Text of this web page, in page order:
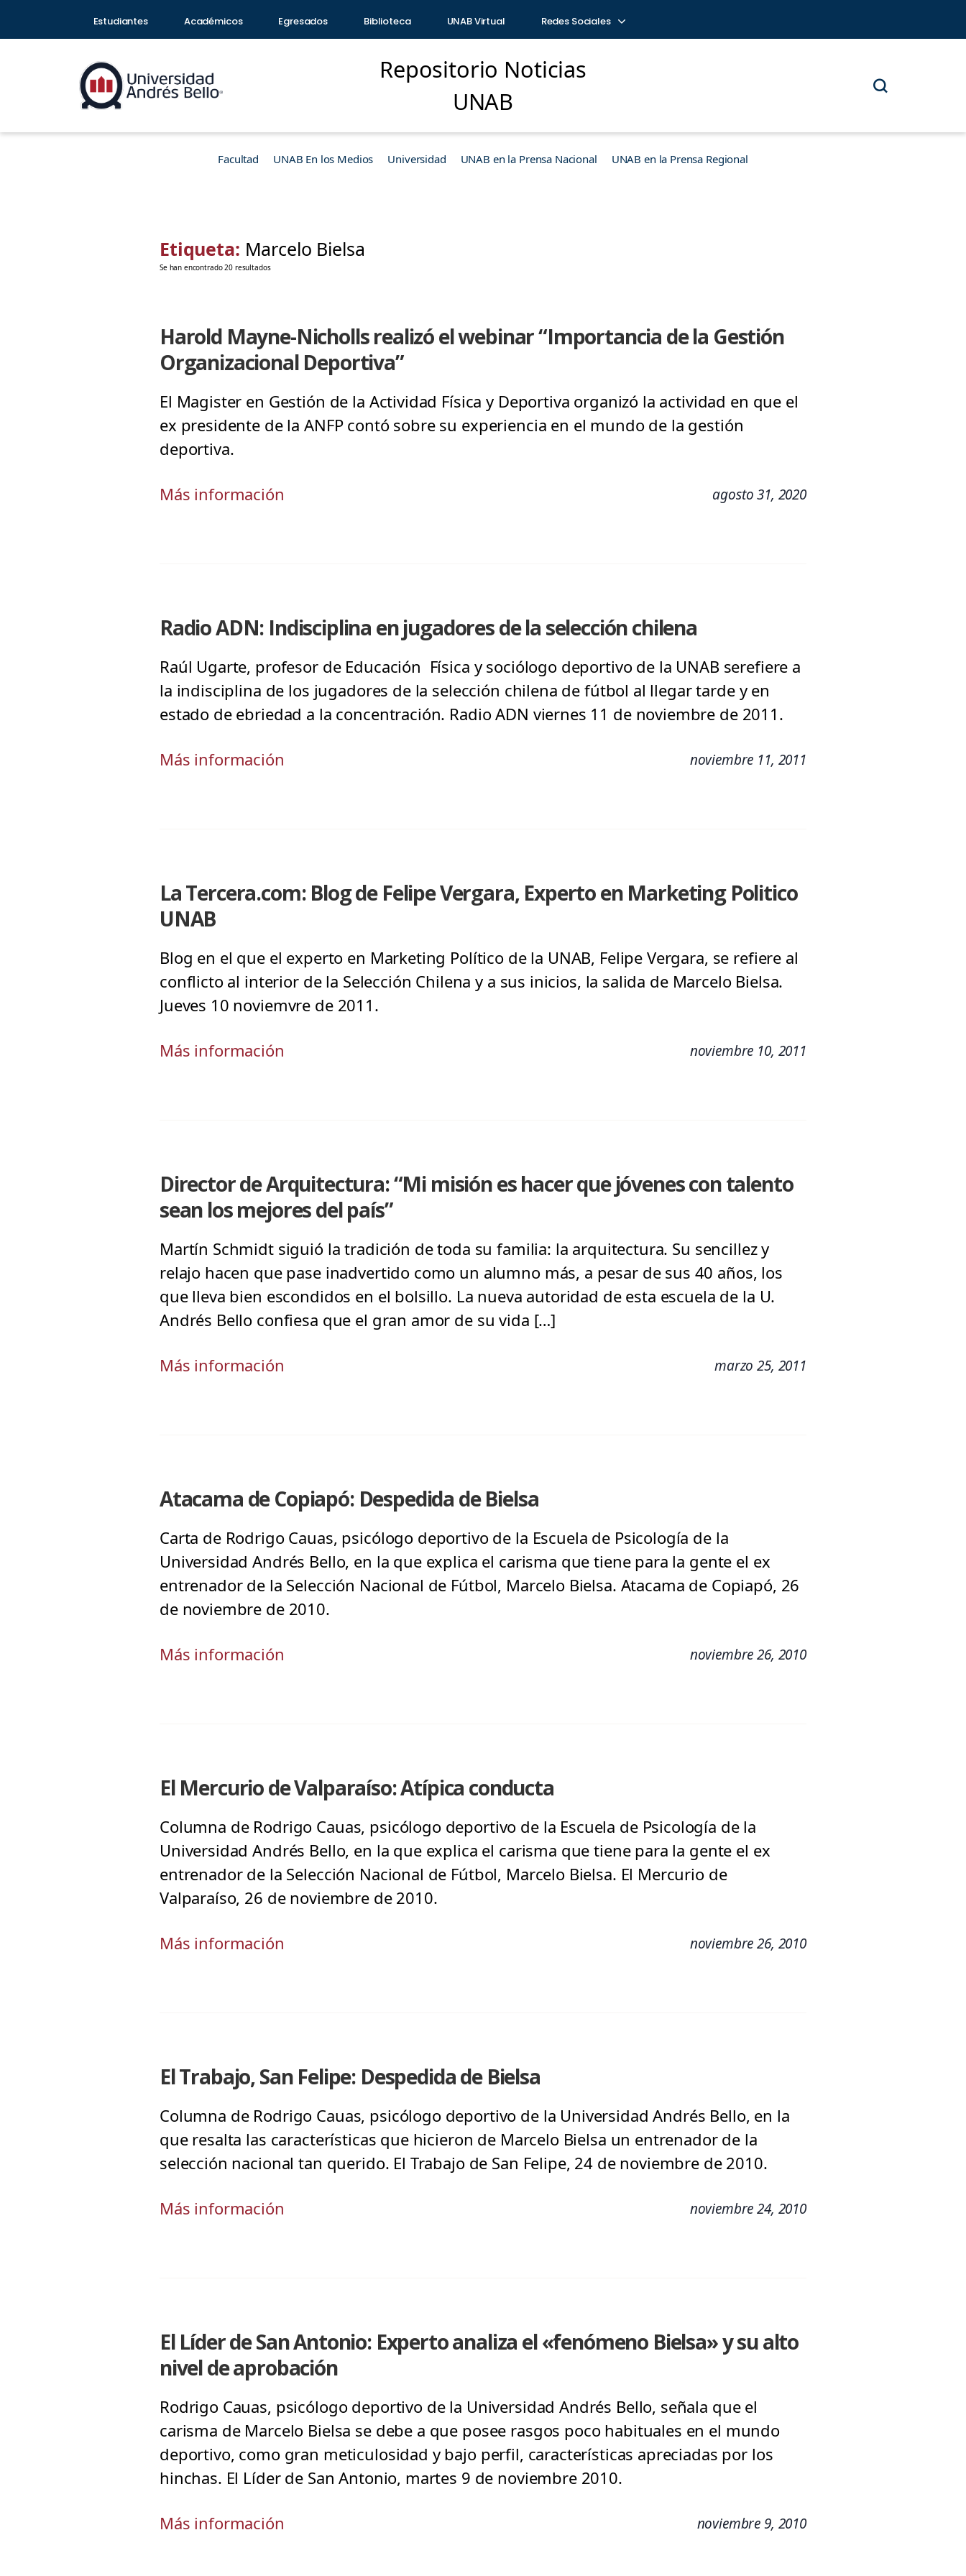
Estudiantes Académicos Egresados Biblioteca UNAB Virtual Redes Sociales
Repositorio Noticias
UNAB
Facultad UNAB En los Medios Universidad UNAB en la Prensa Nacional UNAB en la Prensa Regional
Etiqueta: Marcelo Bielsa
Se han encontrado 20 resultados
Harold Mayne-Nicholls realizó el webinar “Importancia de la Gestión
Organizacional Deportiva”
El Magister en Gestión de la Actividad Física y Deportiva organizó la actividad en que el
ex presidente de la ANFP contó sobre su experiencia en el mundo de la gestión
deportiva.
Más información agosto 31, 2020
Radio ADN: Indisciplina en jugadores de la selección chilena
Raúl Ugarte, profesor de Educación Física y sociólogo deportivo de la UNAB serefiere a
la indisciplina de los jugadores de la selección chilena de fútbol al llegar tarde y en
estado de ebriedad a la concentración. Radio ADN viernes 11 de noviembre de 2011.
Más información noviembre 11, 2011
La Tercera.com: Blog de Felipe Vergara, Experto en Marketing Politico
UNAB
Blog en el que el experto en Marketing Político de la UNAB, Felipe Vergara, se refiere al
conflicto al interior de la Selección Chilena y a sus inicios, la salida de Marcelo Bielsa.
Jueves 10 noviemvre de 2011.
Más información noviembre 10, 2011
Director de Arquitectura: “Mi misión es hacer que jóvenes con talento
sean los mejores del país”
Martín Schmidt siguió la tradición de toda su familia: la arquitectura. Su sencillez y
relajo hacen que pase inadvertido como un alumno más, a pesar de sus 40 años, los
que lleva bien escondidos en el bolsillo. La nueva autoridad de esta escuela de la U.
Andrés Bello confiesa que el gran amor de su vida […]
Más información marzo 25, 2011
Atacama de Copiapó: Despedida de Bielsa
Carta de Rodrigo Cauas, psicólogo deportivo de la Escuela de Psicología de la
Universidad Andrés Bello, en la que explica el carisma que tiene para la gente el ex
entrenador de la Selección Nacional de Fútbol, Marcelo Bielsa. Atacama de Copiapó, 26
de noviembre de 2010.
Más información noviembre 26, 2010
El Mercurio de Valparaíso: Atípica conducta
Columna de Rodrigo Cauas, psicólogo deportivo de la Escuela de Psicología de la
Universidad Andrés Bello, en la que explica el carisma que tiene para la gente el ex
entrenador de la Selección Nacional de Fútbol, Marcelo Bielsa. El Mercurio de
Valparaíso, 26 de noviembre de 2010.
Más información noviembre 26, 2010
El Trabajo, San Felipe: Despedida de Bielsa
Columna de Rodrigo Cauas, psicólogo deportivo de la Universidad Andrés Bello, en la
que resalta las características que hicieron de Marcelo Bielsa un entrenador de la
selección nacional tan querido. El Trabajo de San Felipe, 24 de noviembre de 2010.
Más información noviembre 24, 2010
El Líder de San Antonio: Experto analiza el «fenómeno Bielsa» y su alto
nivel de aprobación
Rodrigo Cauas, psicólogo deportivo de la Universidad Andrés Bello, señala que el
carisma de Marcelo Bielsa se debe a que posee rasgos poco habituales en el mundo
deportivo, como gran meticulosidad y bajo perfil, características apreciadas por los
hinchas. El Líder de San Antonio, martes 9 de noviembre 2010.
Más información noviembre 9, 2010